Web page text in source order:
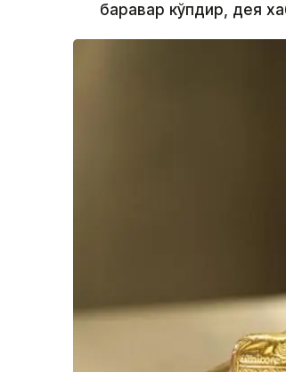
баравар кўпдир, дея